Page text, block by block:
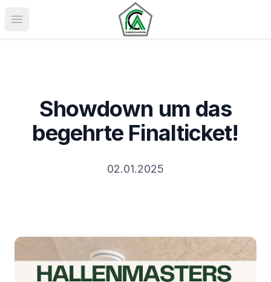
Menü öffnen
Showdown um das
begehrte Finalticket!
02.01.2025